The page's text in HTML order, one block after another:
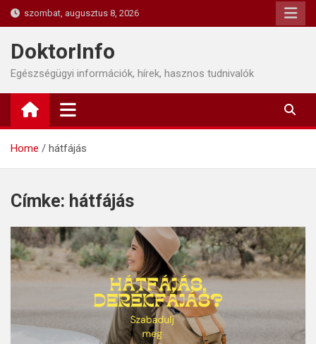
Skip
to
content
szombat, augusztus 8, 2026
DoktorInfo
Egészségügyi információk, hírek, hasznos tudnivalók
Home hátfájás
Címke: hátfájás